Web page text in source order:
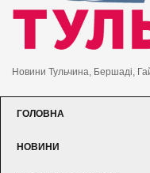
Новини Тульчина, Бершаді,
ГОЛОВНА
НОВИНИ